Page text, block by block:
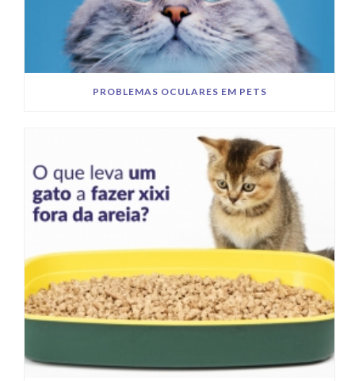
PROBLEMAS OCULARES EM PETS